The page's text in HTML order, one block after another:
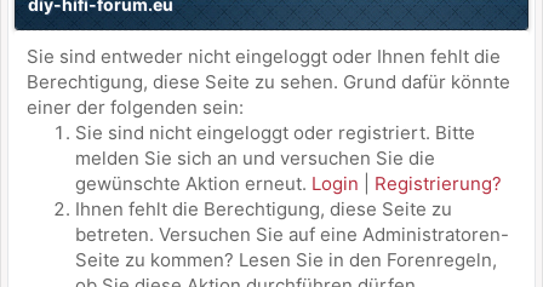
diy-hifi-forum.eu
Sie sind entweder nicht eingeloggt oder Ihnen fehlt die
Berechtigung, diese Seite zu sehen. Grund dafür könnte
einer der folgenden sein:
Sie sind nicht eingeloggt oder registriert. Bitte
melden Sie sich an und versuchen Sie die
gewünschte Aktion erneut. Login
Registrierung?
Ihnen fehlt die Berechtigung, diese Seite zu
betreten. Versuchen Sie auf eine Administratoren-
Seite zu kommen? Lesen Sie in den Forenregeln,